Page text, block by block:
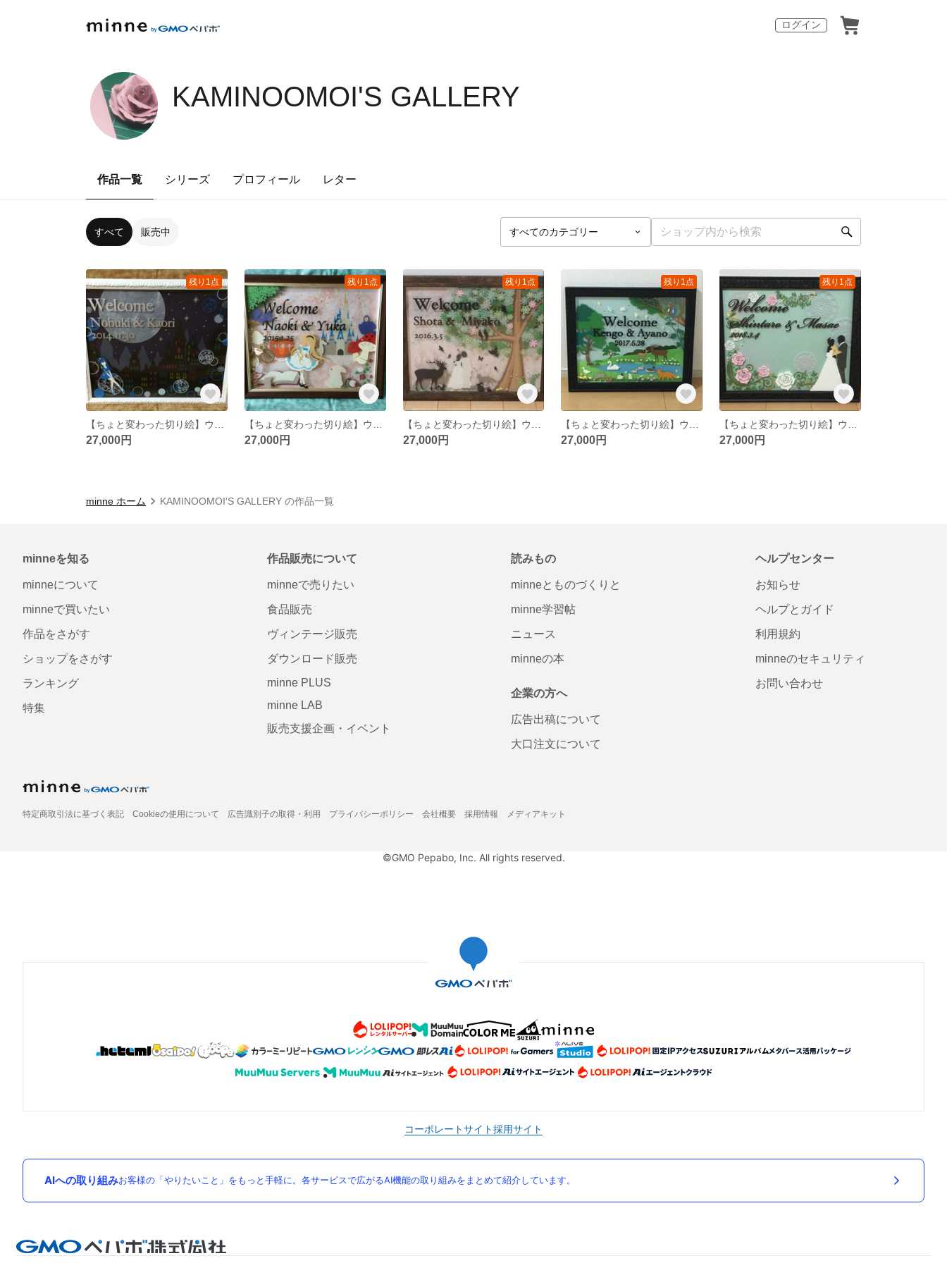
ログイン
KAMINOOMOI'S GALLERY
作品一覧 シリーズ プロフィール レター
すべて 販売中
残り1点
27,000円
残り1点
27,000円
残り1点
27,000円
残り1点
27,000円
残り1点
27,000円
minne ホーム KAMINOOMOI'S GALLERY の作品一覧
minneを知る
minneについて
minneで買いたい
作品をさがす
ショップをさがす
ランキング
特集
作品販売について
minneで売りたい
食品販売
ヴィンテージ販売
ダウンロード販売
minne PLUS
minne LAB
販売支援企画・イベント
読みもの
minneとものづくりと
minne学習帖
ニュース
minneの本
企業の方へ
広告出稿について
大口注文について
ヘルプセンター
お知らせ
ヘルプとガイド
利用規約
minneのセキュリティ
お問い合わせ
特定商取引法に基づく表記 Cookieの使用について 広告識別子の取得・利用 プライバシーポリシー 会社概要 採用情報 メディアキット
©GMO Pepabo, Inc. All rights reserved.
コーポレートサイト採用サイト
AIへの取り組みお客様の「やりたいこと」をもっと手軽に。各サービスで広がるAI機能の取り組みをまとめて紹介しています。